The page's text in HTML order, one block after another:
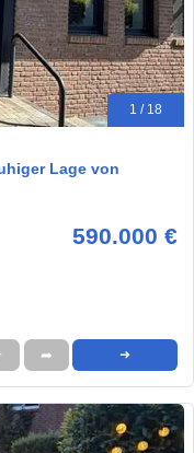
1 / 18
Lage von
590.000 €
➦ ➜